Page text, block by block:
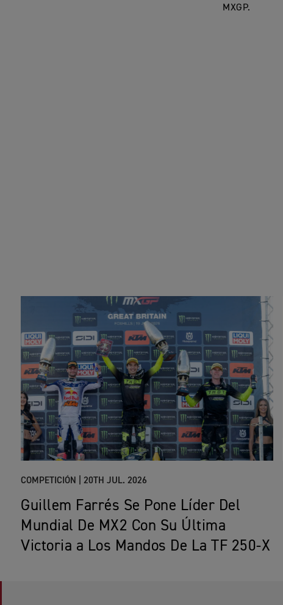
MXGP.
COMPETICIÓN | 20TH JUL. 2026
Guillem Farrés Se Pone Líder Del
Mundial De MX2 Con Su Última
Victoria a Los Mandos De La TF 250-X